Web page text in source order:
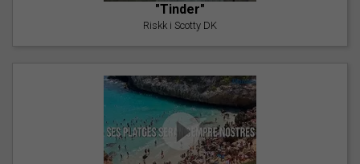
"Tinder"
Riskk i Scotty DK